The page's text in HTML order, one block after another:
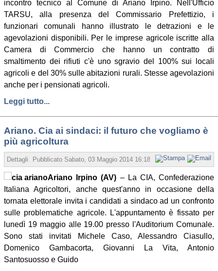
incontro tecnico al Comune di Ariano Irpino. Nell'Ufficio
TARSU, alla presenza del Commissario Prefettizio, i
funzionari comunali hanno illustrato le detrazioni e le
agevolazioni disponibili. Per le imprese agricole iscritte alla
Camera di Commercio che hanno un contratto di
smaltimento dei rifiuti c'è uno sgravio del 100% sui locali
agricoli e del 30% sulle abitazioni rurali. Stesse agevolazioni
anche per i pensionati agricoli.
Leggi tutto...
Ariano. Cia ai sindaci: il futuro che vogliamo è
più agricoltura
Dettagli Pubblicato Sabato, 03 Maggio 2014 16:18 Scritto da Redazione
Ariano Irpino (AV) – La CIA, Confederazione
Italiana Agricoltori, anche quest'anno in occasione della
tornata elettorale invita i candidati a sindaco ad un confronto
sulle problematiche agricole. L'appuntamento è fissato per
lunedì 19 maggio alle 19.00 presso l'Auditorium Comunale.
Sono stati invitati Michele Caso, Alessandro Ciasullo,
Domenico Gambacorta, Giovanni La Vita, Antonio
Santosuosso e Guido